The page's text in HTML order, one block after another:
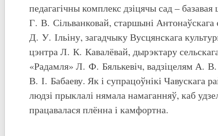
педагагічны комплекс дзіцячы сад –
Г. В. Сільванковай, старшыні Антонаўскага
Д. У. Ільіну, загадчыку Вусцянскага
цэнтра Л. К. Кавалёвай, дырэктару
«Радамля» Л. Ф. Бялькевіч, вадзіцелям А. В.
В. І. Бабаеву. Як і супрацоўнікі Чавускага
людзі прыклалі нямала намаганняў, каб
працавалася плённа і камфортна.